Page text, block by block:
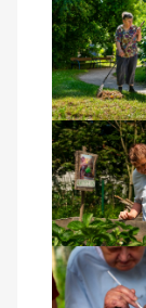
Glossar
Suche
Kontakt
AWO BB Süd